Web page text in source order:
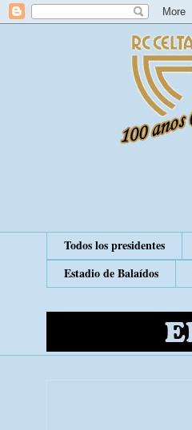
Todos los presidentes
Estadio de Balaídos